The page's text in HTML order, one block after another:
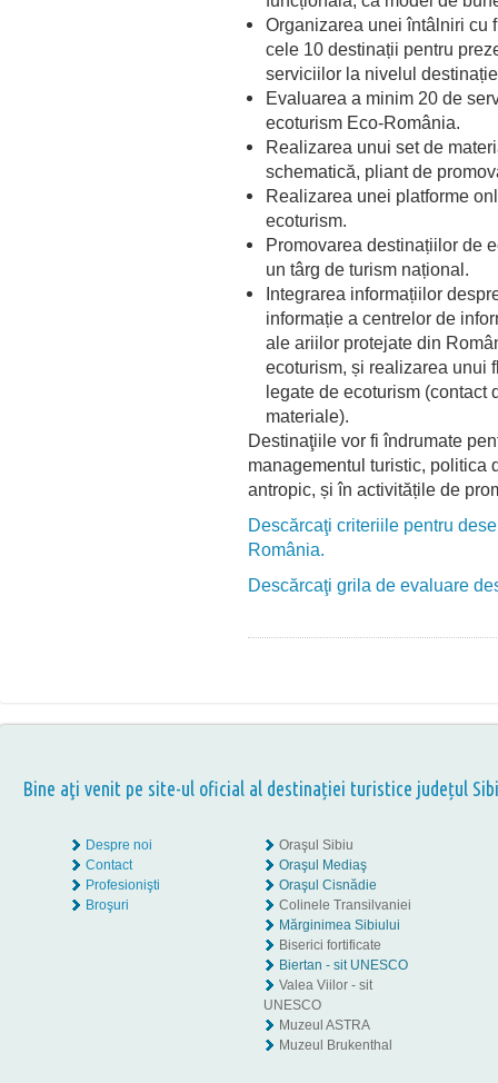
Organizarea unei întâlniri cu
cele 10 destinații pentru
serviciilor la nivelul
Evaluarea a minim 20 de
ecoturism Eco-România.
Realizarea unui set de
schematică, pliant de
Realizarea unei platforme
ecoturism.
Promovarea destinațiilor de
un târg de turism național.
Integrarea informațiilor
informație a centrelor de
ale ariilor protejate din
ecoturism, și realizarea unui
legate de ecoturism (contact
materiale).
Destinaţiile vor fi îndrumate
managementul turistic, politica
antropic, și în activitățile de
Descărcaţi criteriile pentru
România.
Descărcaţi grila de evaluare
Bine aţi venit pe site-ul oficial al destinației turistice județul
Despre noi
Contact
Profesionişti
Broşuri
Oraşul Sibiu
Oraşul Mediaş
Oraşul Cisnădie
Colinele Transilvaniei
Mărginimea Sibiului
Biserici fortificate
Biertan - sit UNESCO
Valea Viilor - sit
UNESCO
Muzeul ASTRA
Muzeul Brukenthal